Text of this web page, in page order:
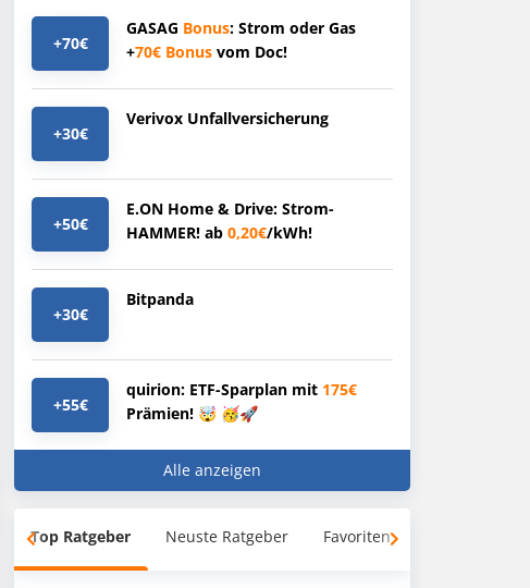
+70€
GASAG Bonus: Strom oder Gas
+70€ Bonus vom Doc!
+30€
Verivox Unfallversicherung
+50€
E.ON Home & Drive: Strom-
HAMMER! ab 0,20€/kWh!
+30€
Bitpanda
+55€
quirion: ETF-Sparplan mit 175€
Prämien! 🤯 🥳🚀
Alle anzeigen
Top Ratgeber Neuste Ratgeber Favoriten